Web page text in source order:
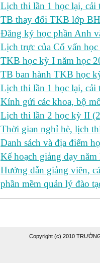
Lịch thi lần 1 học lại, cải
TB thay đổi TKB lớp
Đăng ký học phần Anh
Lịch trực của Cố vấn học
TKB học kỳ I năm học
TB ban hành TKB học
Lịch thi lần 1 học lại, cải
Kính gửi các khoa, bộ
Lịch thi lần 2 học kỳ II
Thời gian nghỉ hè, lịch
Danh sách và địa điểm
Kế hoạch giảng dạy
Hướng dẫn giảng viên,
phần mềm quản lý đào
Copyright (c) 2010